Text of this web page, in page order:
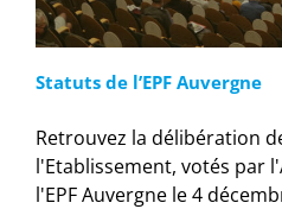
Statuts de l’EPF Auvergne
Retrouvez la délibération
l'Etablissement, votés par
l'EPF Auvergne le 4